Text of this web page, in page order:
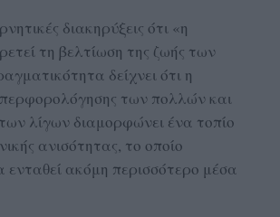
διακηρύξεις ότι «η
τη βελτίωση της ζωής των
δείχνει ότι η
των πολλών και
λίγων διαμορφώνει ένα τοπίο
ανισότητας, το οποίο
ενταθεί ακόμη περισσότερο μέσα